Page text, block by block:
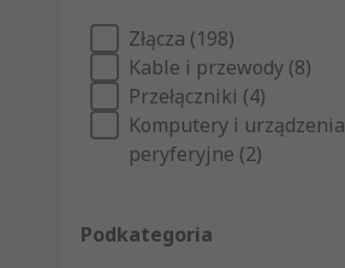
Złącza (198)
Kable i przewody (8)
Przełączniki (4)
Komputery i urządzenia
peryferyjne (2)
Podkategoria